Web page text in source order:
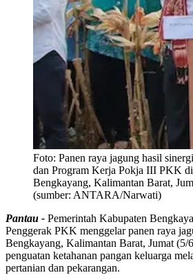
Foto: Panen raya jagung hasil
dan Program Kerja Pokja III PKK
Bengkayang, Kalimantan Barat,
(sumber: ANTARA/Narwati)
Pantau - Pemerintah Kabupaten
Penggerak PKK menggelar panen raya
Bengkayang, Kalimantan Barat, Jumat (5/
penguatan ketahanan pangan keluarga
pertanian dan pekarangan.